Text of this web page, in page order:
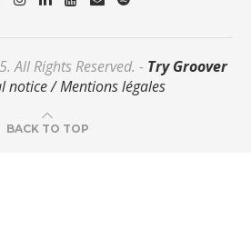
All Rights Reserved. - Try Groover
notice / Mentions légales
BACK TO TOP